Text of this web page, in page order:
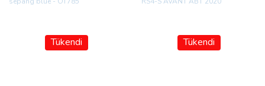
Tükendi Tükendi